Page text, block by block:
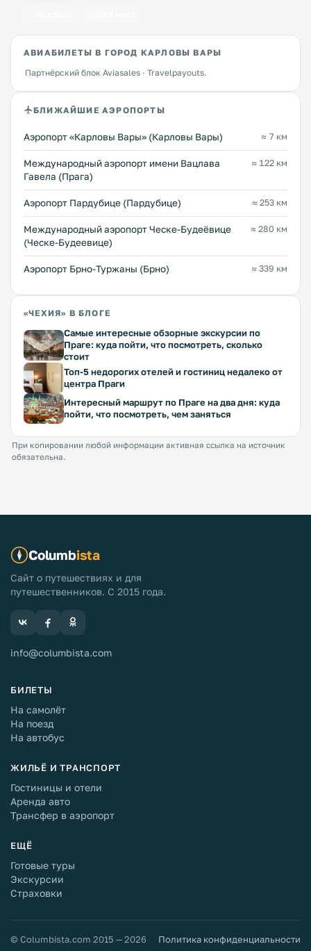
АВИАБИЛЕТЫ В ГОРОД КАРЛОВЫ ВАРЫ
Партнёрский блок Aviasales · Travelpayouts.
БЛИЖАЙШИЕ АЭРОПОРТЫ
Аэропорт «Карловы Вары» (Карловы Вары) ≈ 7 км
Международный аэропорт имени Вацлава
Гавела (Прага)
≈ 122 км
Аэропорт Пардубице (Пардубице) ≈ 253 км
Международный аэропорт Ческе-Будеёвице
(Ческе-Будеевице)
≈ 280 км
Аэропорт Брно-Туржаны (Брно) ≈ 339 км
«ЧЕХИЯ» В БЛОГЕ
Самые интересные обзорные экскурсии по
Праге: куда пойти, что посмотреть, сколько
стоит
Топ-5 недорогих отелей и гостиниц недалеко от
центра Праги
Интересный маршрут по Праге на два дня: куда
пойти, что посмотреть, чем заняться
При копировании любой информации активная ссылка на источник
обязательна.
Columbista
Сайт о путешествиях и для
путешественников. С 2015 года.
info@columbista.com
БИЛЕТЫ
На самолёт
На поезд
На автобус
ЖИЛЬЁ И ТРАНСПОРТ
Гостиницы и отели
Аренда авто
Трансфер в аэропорт
ЕЩЁ
Готовые туры
Экскурсии
Страховки
© Columbista.com 2015 — 2026 Политика конфиденциальности